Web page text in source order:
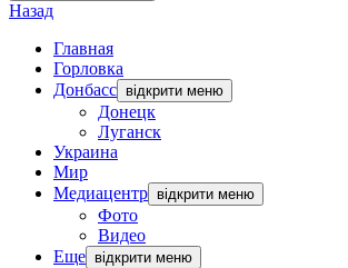
Назад
Главная
Горловка
Донбасс відкрити меню
Донецк
Луганск
Украина
Мир
Медиацентр відкрити меню
Фото
Видео
Еще відкрити меню